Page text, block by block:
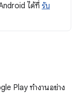
ได้ที่ รับ
Play ทำงานอย่าง